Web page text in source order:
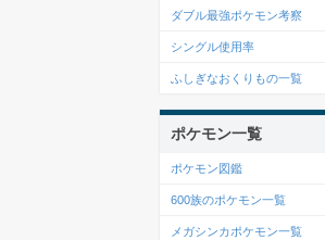
ダブル最強ポケモン考察
シングル使用率
ふしぎなおくりもの一覧
ポケモン一覧
ポケモン図鑑
600族のポケモン一覧
メガシンカポケモン一覧